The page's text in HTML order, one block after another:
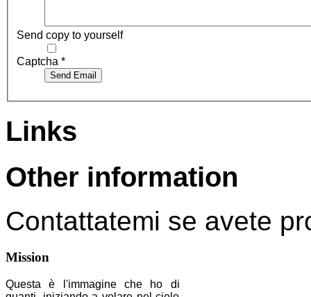
Send copy to yourself
Captcha *
Send Email
Links
Other information
Contattatemi se avete
Mission
Questa è l'immagine che ho di